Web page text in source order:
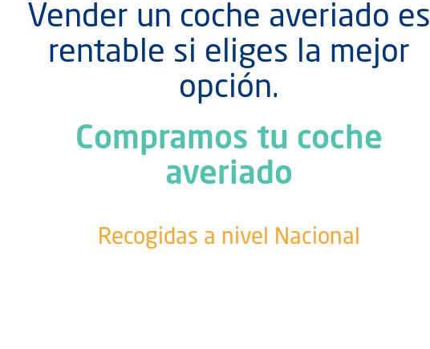
Vender un coche averiado es
rentable si eliges la mejor
opción.
Compramos tu coche
averiado
Recogidas a nivel Nacional